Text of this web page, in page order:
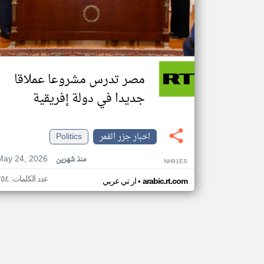
مصر تدرس مشروعا عملاقا
جديدا في دولة إفريقية
اخبار جزر القمر
Politics
24, 2026
منذ شهرين NH91ES
ار تي عربي• arabic.rt.com عدد الكلمات: ٢٥٤